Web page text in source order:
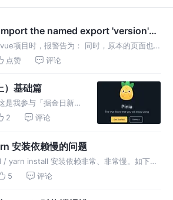
the named export 'version'
from .
项目时，报警告为： 同时，原本的页面也显
却显示为： 二、问题分析 恐怕是Ant Design
点赞 评论
）基础篇
是我参与「掘金日新计
4天，点击查看活动详
是事实上的Vuex 5。
2 评论
安装依赖慢的问题
/ yarn install 安装依赖非常、非常慢。如下
config换成淘宝镜像无效 报错为： 原因
5 评论